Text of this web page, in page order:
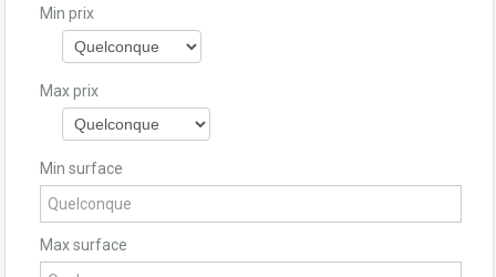
Min prix
Max prix
Min surface
Max surface